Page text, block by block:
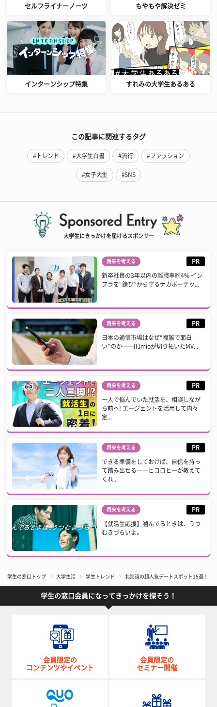
セルフライナーノーツ もやもや解決ゼミ
インターンシップ特集 すれみの大学生あるある
この記事に関連するタグ
#トレンド #大学生白書 #流行 #ファッション
#女子大生 #SNS
大学生にきっかけを届けるスポンサー
将来を考える PR
新卒社員の3年以内の離職率約4% イン
フラを“錆び”から守るナカボーテッ...
将来を考える PR
日本の通信市場はなぜ“複雑で面白
い”のか──IIJmioが切り拓いたMV...
将来を考える PR
一人で悩んでいた就活を、相談しなが
ら前へ! エージェントを活用して内々
定...
将来を考える PR
できる準備をしておけば、自信を持っ
て踏み出せる――ヒコロヒーが教えて
くれ...
将来を考える PR
【就活生応援】噛んでるときは、うつ
むきづらいよ。
学生の窓口トップ 大学生活 学生トレンド 北海道の超人気デートスポット15選！ カ
学生の窓口会員になってきっかけを探そう！
会員限定の
コンテンツやイベント
会員限定の
セミナー開催